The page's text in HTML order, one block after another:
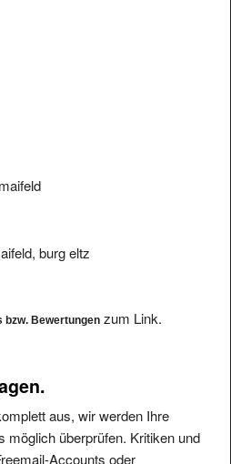
burg eltz
bzw. Bewertungen zum Link.
aus, wir werden Ihre
möglich überprüfen. Kritiken und
Accounts oder